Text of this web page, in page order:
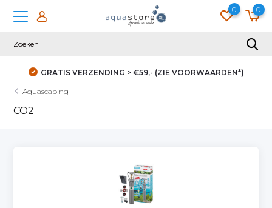
0 0
GRATIS VERZENDING > €59,- (ZIE VOORWAARDEN*)
Aquascaping
CO2